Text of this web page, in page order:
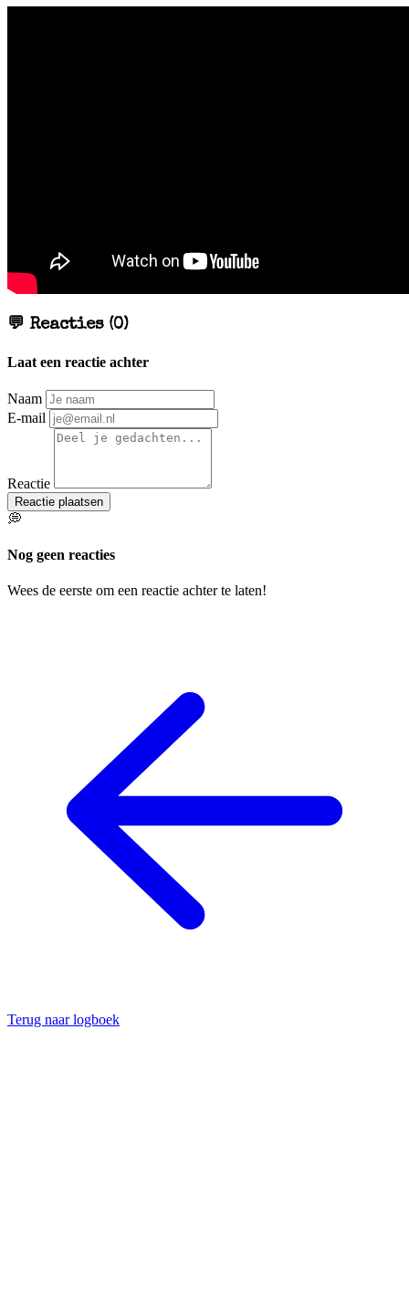
💬 Reacties (0)
Laat een reactie achter
Naam
E-mail
Reactie
Reactie plaatsen
💭
Nog geen reacties
Wees de eerste om een reactie achter te laten!
Terug naar logboek